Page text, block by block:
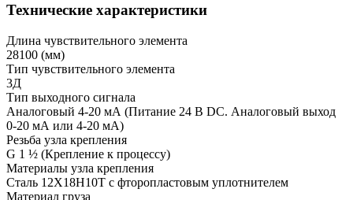
Технические характеристики
Длина чувствительного элемента
28100 (мм)
Тип чувствительного элемента
3Д
Тип выходного сигнала
Аналоговый 4-20 мА (Питание 24 В DC. Аналоговый выход
0-20 мА или 4-20 мА)
Резьба узла крепления
G 1 ½ (Крепление к процессу)
Материалы узла крепления
Сталь 12Х18Н10Т с фторопластовым уплотнителем
Материал груза